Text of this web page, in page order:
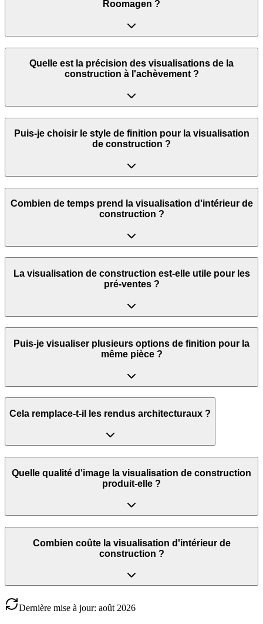
Roomagen ?
Quelle est la précision des visualisations de la
construction à l'achèvement ?
Puis-je choisir le style de finition pour la visualisation
de construction ?
Combien de temps prend la visualisation d'intérieur de
construction ?
La visualisation de construction est-elle utile pour les
pré-ventes ?
Puis-je visualiser plusieurs options de finition pour la
même pièce ?
Cela remplace-t-il les rendus architecturaux ?
Quelle qualité d'image la visualisation de construction
produit-elle ?
Combien coûte la visualisation d'intérieur de
construction ?
Dernière mise à jour: août 2026